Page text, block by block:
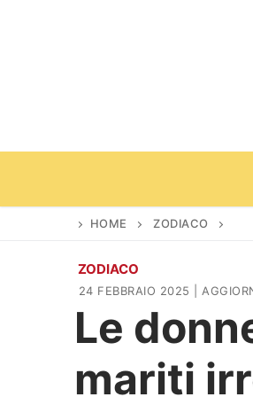
HOME ZODIACO
ZODIACO
24 FEBBRAIO 2025 |
Le
mariti